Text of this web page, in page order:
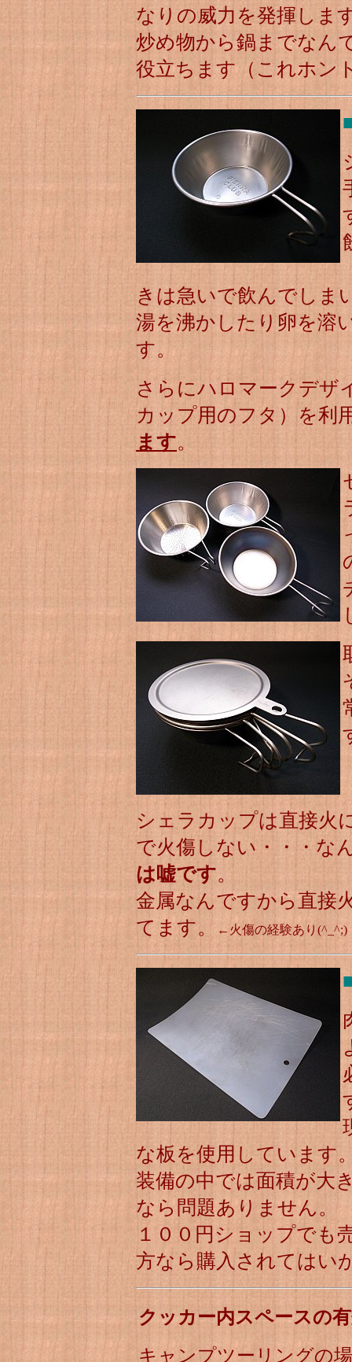
なりの威力を発揮しま
炒め物から鍋までなん
役立ちます（これホン
きは急いで飲んでしま
湯を沸かしたり卵を溶
す。
さらにハロマークデザ
カップ用のフタ）を利
ます。
シェラカップは直接火
で火傷しない・・・な
は嘘です。
金属なんですから直接
てます。
←火傷の経験あり(^_^;)
な板を使用しています
装備の中では面積が大
なら問題ありません。
１００円ショップでも
方なら購入されてはい
クッカー内スペースの
キャンプツーリングの